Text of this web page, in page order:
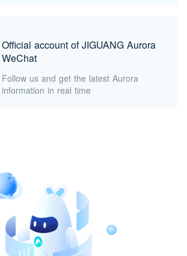
Official account of JIGUANG Aurora
WeChat
Follow us and get the latest Aurora
information in real time